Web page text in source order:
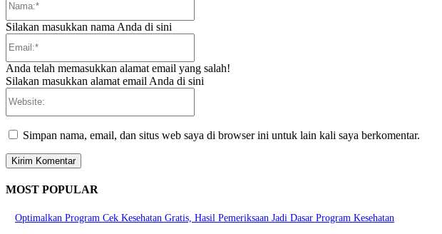
Silakan masukkan nama Anda di sini
Anda telah memasukkan alamat email yang salah!
Silakan masukkan alamat email Anda di sini
Simpan nama, email, dan situs web saya di browser ini untuk lain kali saya berkomentar.
MOST POPULAR
Optimalkan Program Cek Kesehatan Gratis, Hasil Pemeriksaan Jadi Dasar Program Kesehatan